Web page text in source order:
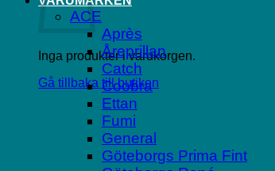
Inga produkter i varukorgen.
Gå tillbaka till butiken
ACE
Après
Åreprillan
Catch
Coobra
Ettan
Fumi
General
Göteborgs Prima Fint